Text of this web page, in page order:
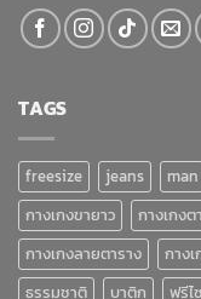
TAGS
freesize jeans man
กางเกงขายาว
กางเกง
กางเกงลายตาราง
กาง
ธรรมชาติ
บาติก ฟรีไ